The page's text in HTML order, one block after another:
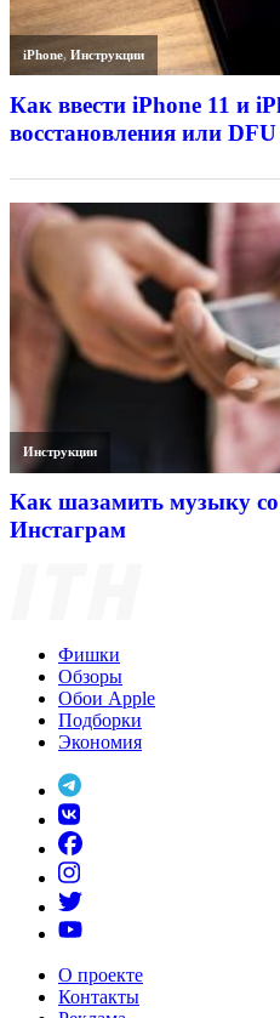
iPhone,Инструкции
Как ввести iPhone 11 и
восстановления или DFU
Инструкции
Как шазамить музыку со
Инстаграм
Фишки
Обзоры
Обои Apple
Подборки
Экономия
О проекте
Контакты